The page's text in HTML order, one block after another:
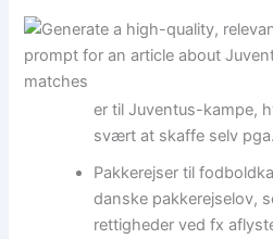
er til Juventus-kampe,
svært at skaffe selv
Pakkerejser til
danske pakkerejselov,
rettigheder ved fx